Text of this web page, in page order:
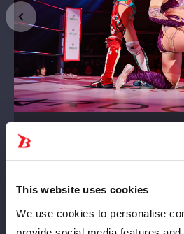
This website uses cookies
We use cookies to personalise